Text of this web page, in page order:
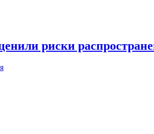
риски